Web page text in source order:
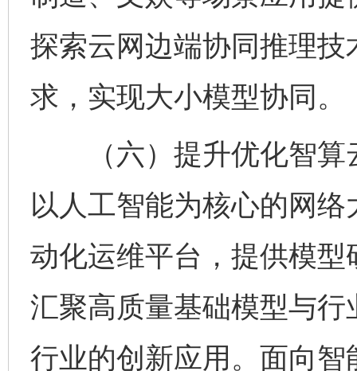
探索云网边端协同推理
求，实现大小模型协同。
（六）提升优化智算
以人工智能为核心的网
动化运维平台，提供模
汇聚高质量基础模型与
行业的创新应用。面向